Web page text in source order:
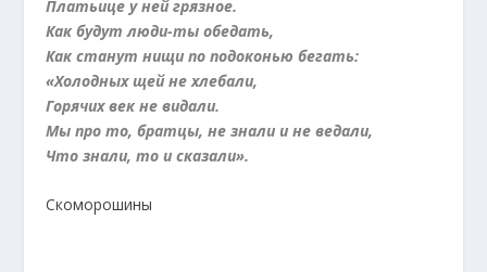
Платьице у ней грязное.
Как будут люди-ты обедать,
Как станут нищи по подоконью бегать:
«Холодных щей не хлебали,
Горячих век не видали.
Мы про то, братцы, не знали и не ведали,
Что знали, то и сказали».
Скоморошины